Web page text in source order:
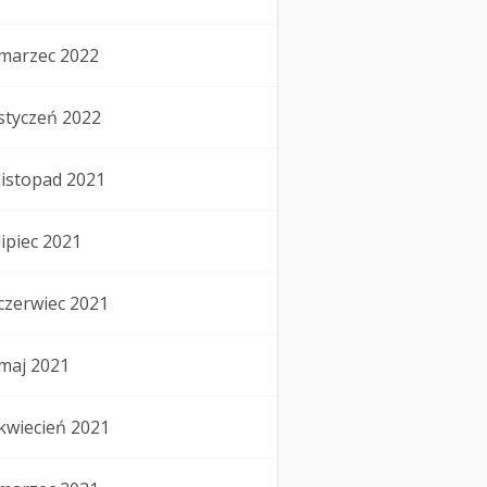
2022
2022
2021
2021
2021
2021
2021